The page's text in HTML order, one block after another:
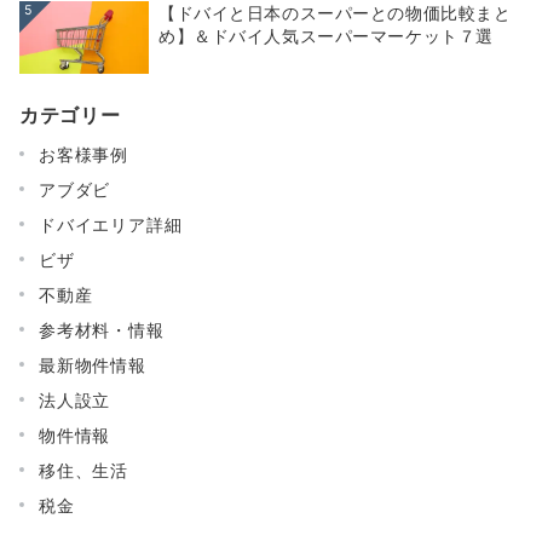
5
【ドバイと日本のスーパーとの物価比較まと
め】＆ドバイ人気スーパーマーケット７選
カテゴリー
お客様事例
アブダビ
ドバイエリア詳細
ビザ
不動産
参考材料・情報
最新物件情報
法人設立
物件情報
移住、生活
税金